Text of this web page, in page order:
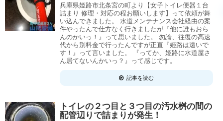
兵庫県姫路市北条宮の町より【女子トイレ便器１台
詰まり 修理・対応の程お願いします】って依頼が舞
い込んできました。 水道メンテナンス会社経由の案
件やったんで仕方なく行きましたが『他に誰もおら
んのかいっ！』って思いました。 勿論、往復の高速
代から別料金で行ったんですが正直『姫路は遠いで
す！』って言いました。 『ってか、姫路に水道屋さ
ん居てないんかいっ？』って感じです。
記事を読む
トイレの２つ目と３つ目の汚水桝の間の
配管辺りで詰まりが発生！